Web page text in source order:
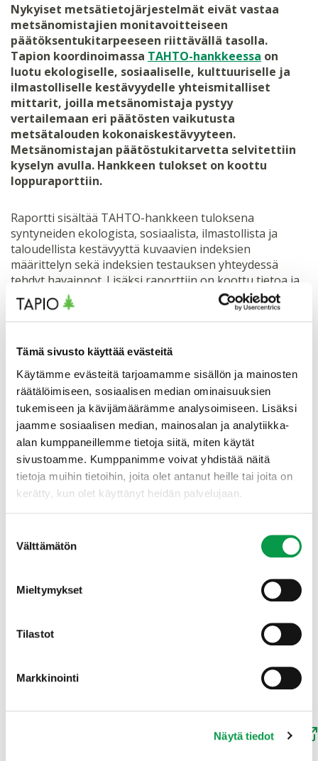
Tämä sivusto käyttää evästeitä
Käytämme evästeitä tarjoamamme sisällön ja mainosten
räätälöimiseen, sosiaalisen median ominaisuuksien
tukemiseen ja kävijämäärämme analysoimiseen. Lisäksi
jaamme sosiaalisen median, mainosalan ja analytiikka-
alan kumppaneillemme tietoja siitä, miten käytät
sivustoamme. Kumppanimme voivat yhdistää näitä
tietoja muihin tietoihin, joita olet antanut heille tai joita on
kerätty, kun olet käyttänyt heidän palvelujaan.
valinta
Välttämätön
Mieltymykset
Tilastot
Markkinointi
Näytä tiedot
Nykyiset metsätietojärjestelmät eivät vastaa
metsänomistajien monitavoitteiseen
päätöksentukitarpeeseen riittävällä tasolla.
Tapion koordinoimassa TAHTO-hankkeessa on
luotu ekologiselle, sosiaaliselle, kulttuuriselle ja
ilmastolliselle kestävyydelle yhteismitalliset
mittarit, joilla metsänomistaja pystyy
vertailemaan eri päätösten vaikutusta
metsätalouden kokonaiskestävyyteen.
Metsänomistajan päätöstukitarvetta selvitettiin
kyselyn avulla. Hankkeen tulokset on koottu
loppuraporttiin.
Raportti sisältää TAHTO-hankkeen tuloksena
syntyneiden ekologista, sosiaalista, ilmastollista ja
taloudellista kestävyyttä kuvaavien indeksien
määrittelyn sekä indeksien testauksen yhteydessä
tehdyt havainnot. Lisäksi raporttiin on koottu tietoa ja
tuloksia indeksien hyödyntämisestä
metsäsuunnittelulaskennoissa.
Hankkeen tuloksena syntyneet indeksit ovat
metsäsuunnittelujärjestelmissä ja
metsänomistajapalveluissa. Indeksien käyttöönoton
myötä ne ovat metsänomistajien tukena metsien
hoitoon ja käyttöön liittyvässä päätöksenteossa.
Tutustu metsänomistajakyselyn tuloksiin (liite 1)